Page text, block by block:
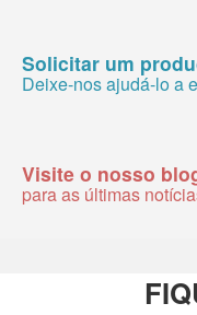
Solicitar um
Deixe-nos ajudá-lo a
Visite o nosso
para as últimas